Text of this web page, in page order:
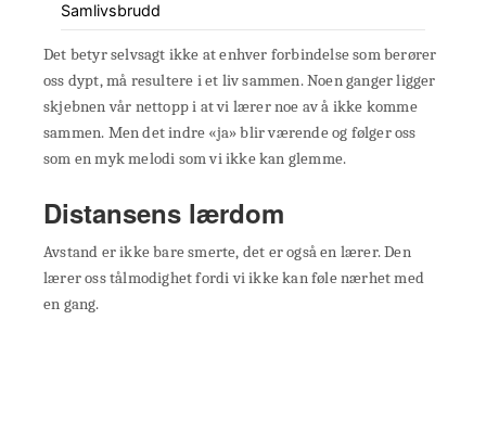
Samlivsbrudd
Det betyr selvsagt ikke at enhver forbindelse som berører
oss dypt, må resultere i et liv sammen. Noen ganger ligger
skjebnen vår nettopp i at vi lærer noe av å ikke komme
sammen. Men det indre «ja» blir værende og følger oss
som en myk melodi som vi ikke kan glemme.
Distansens lærdom
Avstand er ikke bare smerte, det er også en lærer. Den
lærer oss tålmodighet fordi vi ikke kan føle nærhet med
en gang.